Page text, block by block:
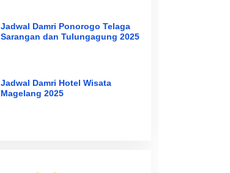
Jadwal Damri Ponorogo Telaga
Sarangan dan Tulungagung 2025
Jadwal Damri Hotel Wisata
Magelang 2025